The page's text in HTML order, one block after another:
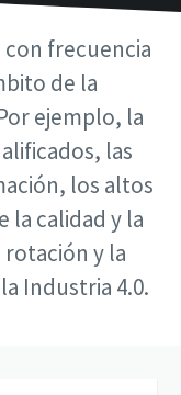
frecuencia
de la
ejemplo, la
las
los altos
la calidad y la
y la
Industria 4.0.